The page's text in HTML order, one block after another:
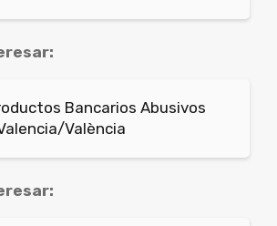
Bancarios Abusivos
València